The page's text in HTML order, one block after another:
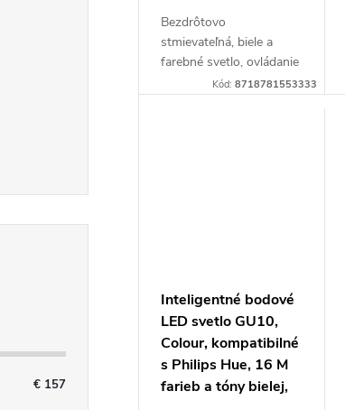
€ 157
t
Bezdrôtovo
stmievateľná, biele a
farebné svetlo, ovládanie
hlasom. Mostík (bridge)
Kód: 8718781553333
Inteligentné bodové
LED svetlo GU10,
Colour, kompatibilné
s Philips Hue, 16 M
farieb a tóny bielej,